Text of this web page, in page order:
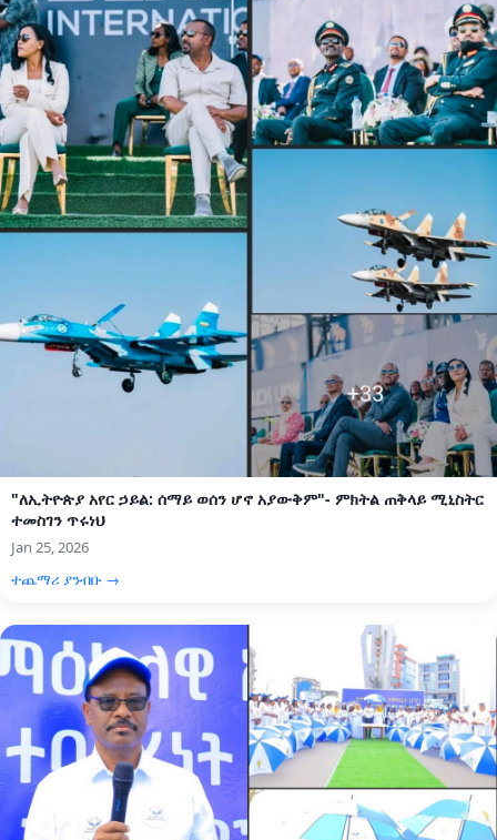
"ለኢትዮጵያ አየር ኃይል: ሰማይ ወሰን ሆኖ አያውቅም"- ምክትል ጠቅላይ ሚኒስትር
ተመስገን ጥሩነህ
Jan 25, 2026
ተጨማሪ ያንብቡ →